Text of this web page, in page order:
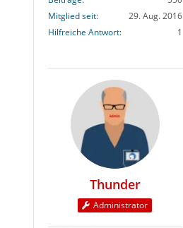
Mitglied seit
29. Aug. 2016
Hilfreiche Antwort
1
Thunder
Administrator